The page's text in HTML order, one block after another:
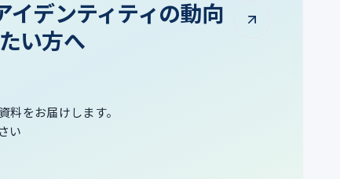
イデンティティの動向
い方へ
料をお届けします。
い